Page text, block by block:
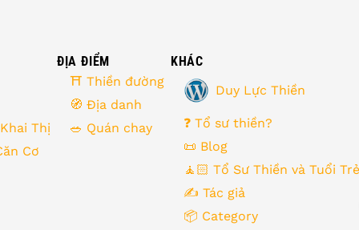
Thị
Cơ
ĐỊA ĐIỂM
⛩ Thiền đường
🧭 Địa danh
🥗 Quán chay
KHÁC
Duy Lực Thiền
❓ Tổ sư thiền?
📜 Blog
🧘🏻 Tổ Sư Thiền và Tuổi Trẻ
✍️ Tác giả
📦 Category